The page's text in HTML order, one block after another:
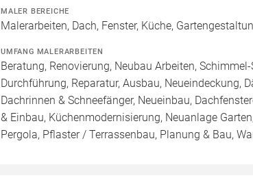
MALER BEREICHE
Malerarbeiten, Dach, Fenster, Küche,
UMFANG MALERARBEITEN
Beratung, Renovierung, Neubau Arbeiten,
Durchführung, Reparatur, Ausbau, Neueindeckung,
Dachrinnen & Schneefänger, Neueinbau,
& Einbau, Küchenmodernisierung, Neuanlage
Pergola, Pflaster / Terrassenbau, Planung & Bau,